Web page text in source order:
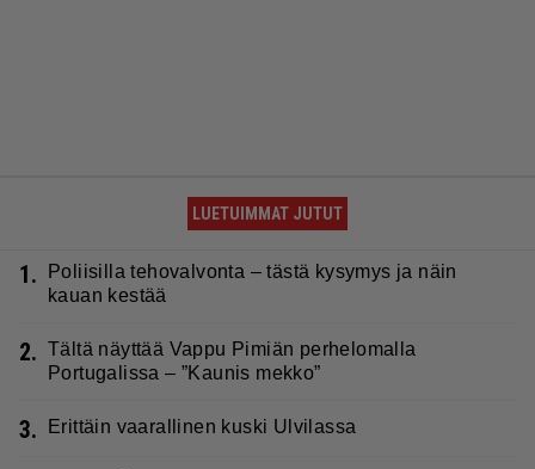
LUETUIMMAT JUTUT
1.
Poliisilla tehovalvonta – tästä kysymys ja näin
kauan kestää
2. Tältä näyttää Vappu Pimiän perhelomalla
Portugalissa – ”Kaunis mekko”
3. Erittäin vaarallinen kuski Ulvilassa